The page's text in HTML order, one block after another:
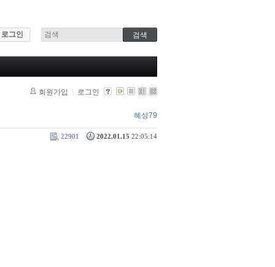
로그인
회원가입 로그인
혜성79
2022.01.15 22:05:14
22901